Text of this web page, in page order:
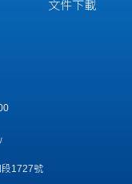
文件下載
1727號